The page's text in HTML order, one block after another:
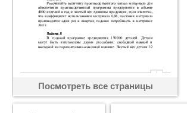
Посмотреть все страницы